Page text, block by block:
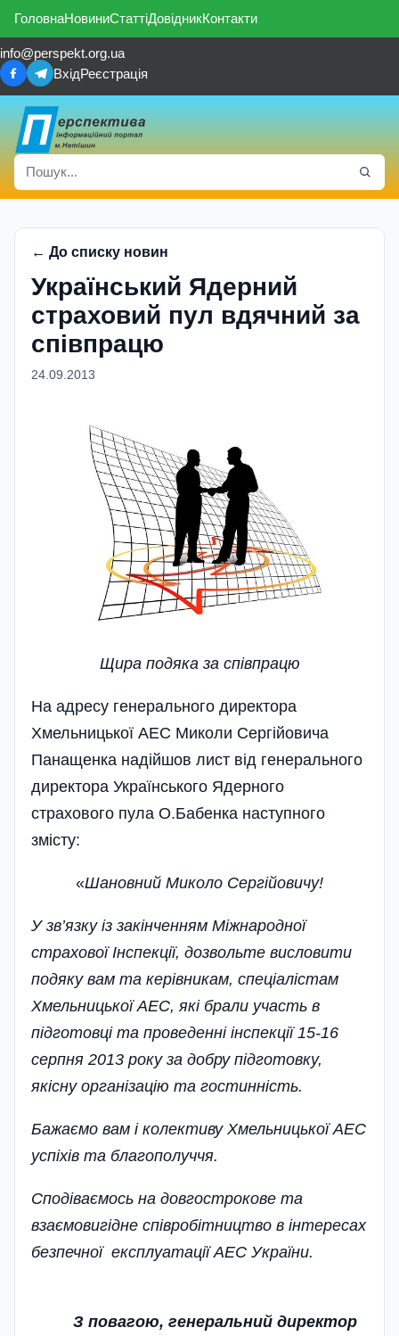
ГоловнаНовиниСтаттіДовідникКонтакти
info@perspekt.org.ua
ВхідРеєстрація
← До списку новин
Український Ядерний
страховий пул вдячний за
співпрацю
24.09.2013
Щира подяка за спiвпрацю
На адресу генерального директора
Хмельницької АЕС Миколи Сергійовича
Панащенка надійшов лист від генерального
директора Українського Ядерного
страхового пула О.Бабенка наступного
змісту:
«Шановний Миколо Сергійовичу!
У зв’язку із закінченням Міжнародної
страхової Інспекції, дозвольте висловити
подяку вам та керівникам, спеціалістам
Хмельницької АЕС, які брали участь в
підготовці та проведенні ін­спекції 15-16
серпня 2013 року за добру підготовку,
якісну органі­зацію та гостинність.
Бажаємо вам і колективу Хме­льницької АЕС
успіхів та благополуччя.
Сподіваємось на довгострокове та
взаємовигідне співробіт­ництво в інтересах
безпечної експлуатації АЕС України.
З повагою, генеральний директор